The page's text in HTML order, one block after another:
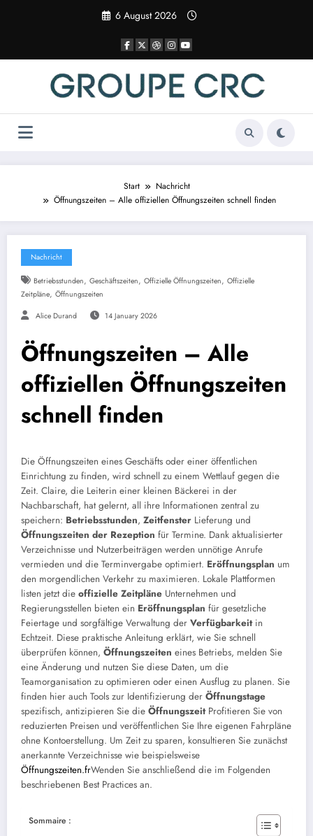
6 August 2026
Start
Nachricht
Öffnungszeiten – Alle offiziellen Öffnungszeiten schnell finden
Nachricht
Betriebsstunden, Geschäftszeiten, Offizielle Öffnungszeiten, Offizielle
Zeitpläne, Öffnungszeiten
Alice Durand 14 January 2026
Öffnungszeiten – Alle
offiziellen Öffnungszeiten
schnell finden
Die Öffnungszeiten eines Geschäfts oder einer öffentlichen
Einrichtung zu finden, wird schnell zu einem Wettlauf gegen die
Zeit. Claire, die Leiterin einer kleinen Bäckerei in der
Nachbarschaft, hat gelernt, all ihre Informationen zentral zu
speichern: Betriebsstunden, Zeitfenster Lieferung und
Öffnungszeiten der Rezeption für Termine. Dank aktualisierter
Verzeichnisse und Nutzerbeiträgen werden unnötige Anrufe
vermieden und die Terminvergabe optimiert. Eröffnungsplan um
den morgendlichen Verkehr zu maximieren. Lokale Plattformen
listen jetzt die offizielle Zeitpläne Unternehmen und
Regierungsstellen bieten ein Eröffnungsplan für gesetzliche
Feiertage und sorgfältige Verwaltung der Verfügbarkeitin
Echtzeit. Diese praktische Anleitung erklärt, wie Sie schnell
überprüfen können, Öffnungszeiten eines Betriebs, melden Sie
eine Änderung und nutzen Sie diese Daten, um die
Teamorganisation zu optimieren oder einen Ausflug zu planen. Sie
finden hier auch Tools zur Identifizierung der Öffnungstage
spezifisch, antizipieren Sie die ÖffnungszeitProfitieren Sie von
reduzierten Preisen und veröffentlichen Sie Ihre eigenen Fahrpläne
ohne Kontoerstellung. Um Zeit zu sparen, konsultieren Sie zunächst
anerkannte Verzeichnisse wie beispielsweise
Öffnungszeiten.frWenden Sie anschließend die im Folgenden
beschriebenen Best Practices an.
Sommaire :